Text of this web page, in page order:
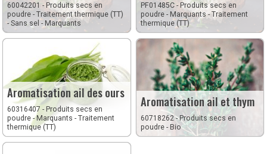
60042201 - Produits secs en
poudre - Traitement thermique (TT)
- Sans sel - Marquants
PF01485C - Produits secs en
poudre - Marquants - Traitement
thermique (TT)
Aromatisation ail des ours
60316407 - Produits secs en
poudre - Marquants - Traitement
thermique (TT)
Aromatisation ail et thym
60718262 - Produits secs en
poudre - Bio